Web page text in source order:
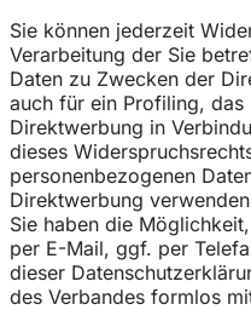
Sie können jederzeit
Verarbeitung der Sie
Daten zu Zwecken der
auch für ein Profiling, das
Direktwerbung in
dieses
personenbezogenen
Direktwerbung
Sie haben die
per E-Mail, ggf. per
dieser
des Verbandes formlos